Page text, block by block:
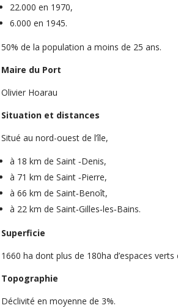
22.000 en 1970,
6.000 en 1945.
50% de la population a moins de 25 ans.
Maire du Port
Olivier Hoarau
Situation et distances
Situé au nord-ouest de l’île,
à 18 km de Saint ­‐Denis,
à 71 km de Saint ‐Pierre,
à 66 km de Saint‐Benoît,
à 22 km de Saint‐Gilles‐les‐Bains.
Superficie
1660 ha dont plus de 180ha d’espaces
Topographie
Déclivité en moyenne de 3%.